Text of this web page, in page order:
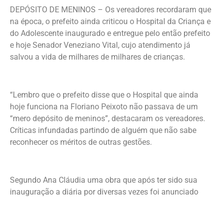
DEPÓSITO DE MENINOS – Os vereadores recordaram que
na época, o prefeito ainda criticou o Hospital da Criança e
do Adolescente inaugurado e entregue pelo então prefeito
e hoje Senador Veneziano Vital, cujo atendimento já
salvou a vida de milhares de milhares de crianças.
“Lembro que o prefeito disse que o Hospital que ainda
hoje funciona na Floriano Peixoto não passava de um
“mero depósito de meninos”, destacaram os vereadores.
Críticas infundadas partindo de alguém que não sabe
reconhecer os méritos de outras gestões.
Segundo Ana Cláudia uma obra que após ter sido sua
inauguração a diária por diversas vezes foi anunciado